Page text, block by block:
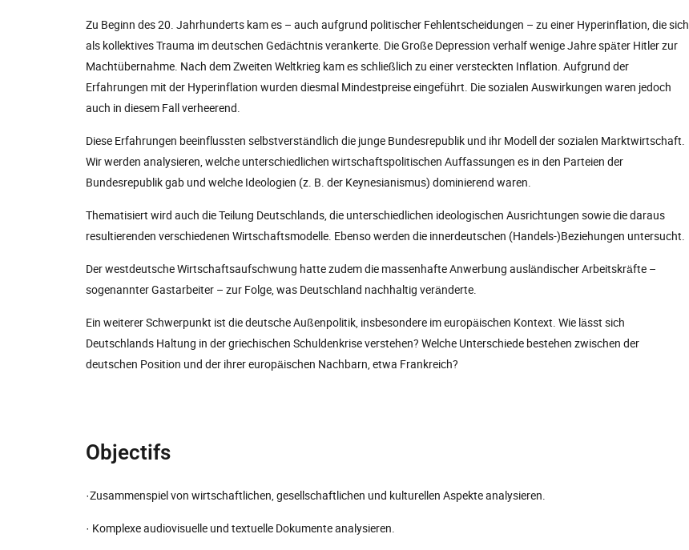
Zu Beginn des 20. Jahrhunderts kam es – auch aufgrund politischer Fehlentscheidungen – zu einer Hyperinflation, die sich
als kollektives Trauma im deutschen Gedächtnis verankerte. Die Große Depression verhalf wenige Jahre später Hitler zur
Machtübernahme. Nach dem Zweiten Weltkrieg kam es schließlich zu einer versteckten Inflation. Aufgrund der
Erfahrungen mit der Hyperinflation wurden diesmal Mindestpreise eingeführt. Die sozialen Auswirkungen waren jedoch
auch in diesem Fall verheerend.
Diese Erfahrungen beeinflussten selbstverständlich die junge Bundesrepublik und ihr Modell der sozialen Marktwirtschaft.
Wir werden analysieren, welche unterschiedlichen wirtschaftspolitischen Auffassungen es in den Parteien der
Bundesrepublik gab und welche Ideologien (z. B. der Keynesianismus) dominierend waren.
Thematisiert wird auch die Teilung Deutschlands, die unterschiedlichen ideologischen Ausrichtungen sowie die daraus
resultierenden verschiedenen Wirtschaftsmodelle. Ebenso werden die innerdeutschen (Handels-)Beziehungen untersucht.
Der westdeutsche Wirtschaftsaufschwung hatte zudem die massenhafte Anwerbung ausländischer Arbeitskräfte –
sogenannter Gastarbeiter – zur Folge, was Deutschland nachhaltig veränderte.
Ein weiterer Schwerpunkt ist die deutsche Außenpolitik, insbesondere im europäischen Kontext. Wie lässt sich
Deutschlands Haltung in der griechischen Schuldenkrise verstehen? Welche Unterschiede bestehen zwischen der
deutschen Position und der ihrer europäischen Nachbarn, etwa Frankreich?
Objectifs
·Zusammenspiel von wirtschaftlichen, gesellschaftlichen und kulturellen Aspekte analysieren.
· Komplexe audiovisuelle und textuelle Dokumente analysieren.